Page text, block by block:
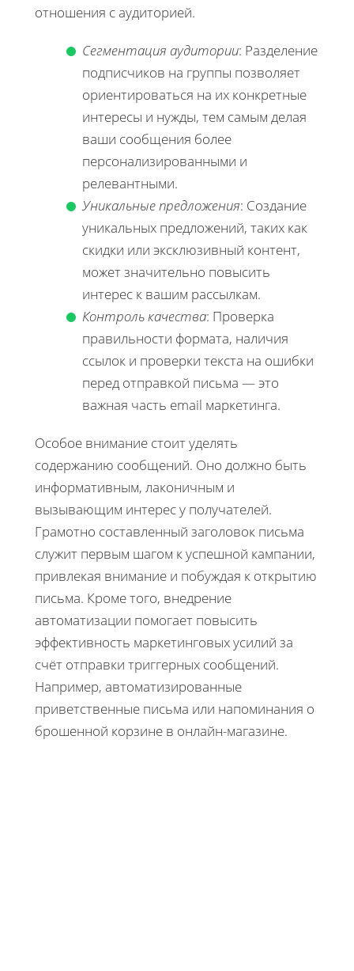
отношения с аудиторией.
Сегментация аудитории: Разделение
подписчиков на группы позволяет
ориентироваться на их конкретные
интересы и нужды, тем самым делая
ваши сообщения более
персонализированными и
релевантными.
Уникальные предложения: Создание
уникальных предложений, таких как
скидки или эксклюзивный контент,
может значительно повысить
интерес к вашим рассылкам.
Контроль качества: Проверка
правильности формата, наличия
ссылок и проверки текста на ошибки
перед отправкой письма — это
важная часть email маркетинга.
Особое внимание стоит уделять
содержанию сообщений. Оно должно быть
информативным, лаконичным и
вызывающим интерес у получателей.
Грамотно составленный заголовок письма
служит первым шагом к успешной кампании,
привлекая внимание и побуждая к открытию
письма. Кроме того, внедрение
автоматизации помогает повысить
эффективность маркетинговых усилий за
счёт отправки триггерных сообщений.
Например, автоматизированные
приветственные письма или напоминания о
брошенной корзине в онлайн-магазине.